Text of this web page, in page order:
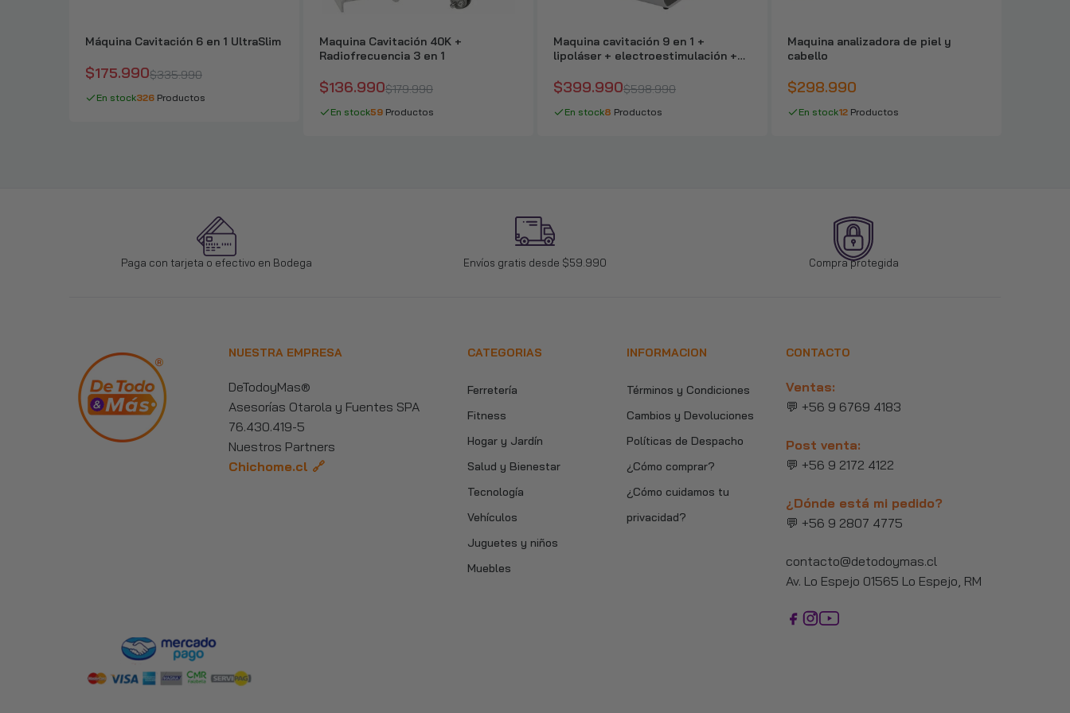
Máquina Cavitación 6 en 1 UltraSlim
$175.990$335.990
En stock326 Productos
Maquina Cavitación 40K +
Radiofrecuencia 3 en 1
$136.990$179.990
En stock59 Productos
Maquina cavitación 9 en 1 +
lipoláser + electroestimulación +
$399.990$598.990
En stock8 Productos
Maquina analizadora de piel y
cabello
$298.990
En stock12 Productos
Paga con tarjeta o efectivo en Bodega Envíos gratis desde $59.990 Compra protegida
NUESTRA EMPRESA
DeTodoyMas®
Asesorías Otarola y Fuentes SPA
76.430.419-5
Nuestros Partners
Chichome.cl 🔗
CATEGORIAS
Ferretería
Fitness
Hogar y Jardín
Salud y Bienestar
Tecnología
Vehículos
Juguetes y niños
Muebles
INFORMACION
Términos y Condiciones
Cambios y Devoluciones
Políticas de Despacho
¿Cómo comprar?
¿Cómo cuidamos tu
privacidad?
CONTACTO
Ventas:
💬 +56 9 6769 4183
Post venta:
💬 +56 9 2172 4122
¿Dónde está mi pedido?
💬 +56 9 2807 4775
contacto@detodoymas.cl
Av. Lo Espejo 01565 Lo Espejo, RM